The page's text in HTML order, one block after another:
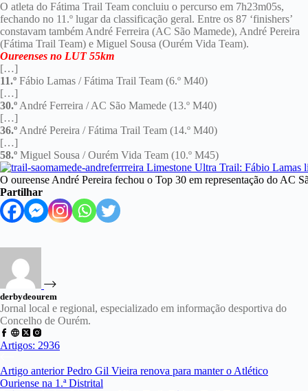
O atleta do Fátima Trail Team concluiu o percurso em 7h23m05s,
fechando no 11.º lugar da classificação geral. Entre os 87 ‘finishers’
constavam também André Ferreira (AC São Mamede), André Pereira
(Fátima Trail Team) e Miguel Sousa (Ourém Vida Team).
Oureenses no LUT 55km
[…]
11.º Fábio Lamas / Fátima Trail Team (6.º M40)
[…]
30.º André Ferreira / AC São Mamede (13.º M40)
[…]
36.º André Pereira / Fátima Trail Team (14.º M40)
[…]
58.º Miguel Sousa / Ourém Vida Team (10.º M45)
O oureense André Pereira fechou o Top 30 em representação do AC
Partilhar
derbydeourem
Jornal local e regional, especializado em informação desportiva do
Concelho de Ourém.
Artigos: 2936
Artigo anteriorPedro Gil Vieira renova para manter o Atlético
Ouriense na 1.ª Distrital